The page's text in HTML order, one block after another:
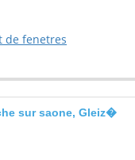
de fenetres
sur saone, Gleiz�